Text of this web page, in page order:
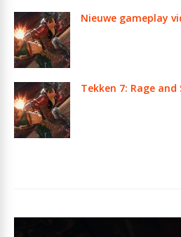
Nieuwe gameplay
Tekken 7: Rage